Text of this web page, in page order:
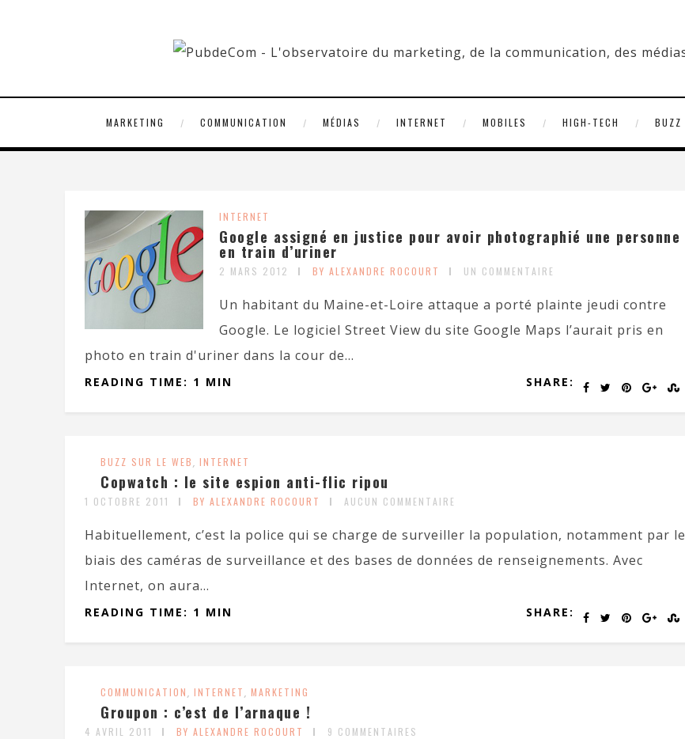
MARKETING COMMUNICATION MÉDIAS INTERNET MOBILES HIGH-TECH BUZZ
INTERNET
Google assigné en justice pour avoir photographié une personne
en train d’uriner
2 MARS 2012 BY ALEXANDRE ROCOURT UN COMMENTAIRE
Un habitant du Maine-et-Loire attaque a porté plainte jeudi contre
Google. Le logiciel Street View du site Google Maps l’aurait pris en
photo en train d'uriner dans la cour de...
SHARE:
READING TIME: 1 MIN
BUZZ SUR LE WEB, INTERNET
Copwatch : le site espion anti-flic ripou
1 OCTOBRE 2011 BY ALEXANDRE ROCOURT AUCUN COMMENTAIRE
Habituellement, c’est la police qui se charge de surveiller la population, notamment par le
biais des caméras de surveillance et des bases de données de renseignements. Avec
Internet, on aura...
SHARE:
READING TIME: 1 MIN
COMMUNICATION, INTERNET, MARKETING
Groupon : c’est de l’arnaque !
4 AVRIL 2011 BY ALEXANDRE ROCOURT 9 COMMENTAIRES